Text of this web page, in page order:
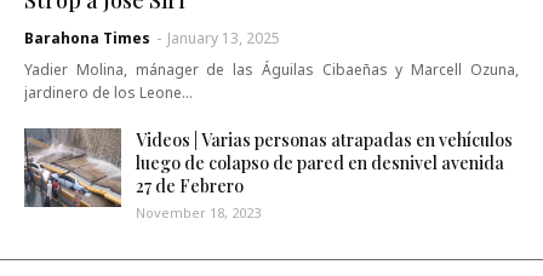
Barahona Times - January 13, 2025
Yadier Molina, mánager de las Águilas Cibaeñas y Marcell Ozuna,
jardinero de los Leone…
Videos | Varias personas atrapadas en vehículos
luego de colapso de pared en desnivel avenida
27 de Febrero
November 18, 2023